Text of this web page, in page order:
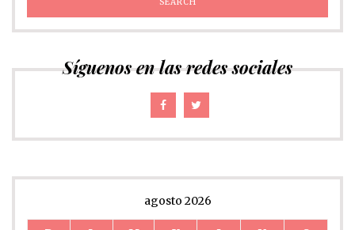
Síguenos en las redes sociales
agosto 2026